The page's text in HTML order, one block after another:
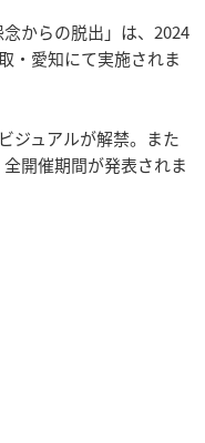
からの脱出」は、2024
・愛知にて実施されま
ジュアルが解禁。また
開催期間が発表されま